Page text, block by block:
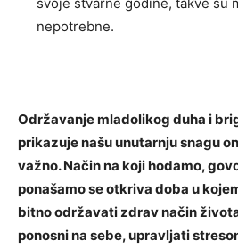
nepotrebne.
Održavanje mladolikog duha i
prikazuje našu unutarnju snagu
važno. Način na koji hodamo,
ponašamo se otkriva doba u
bitno održavati zdrav način
ponosni na sebe, upravljati